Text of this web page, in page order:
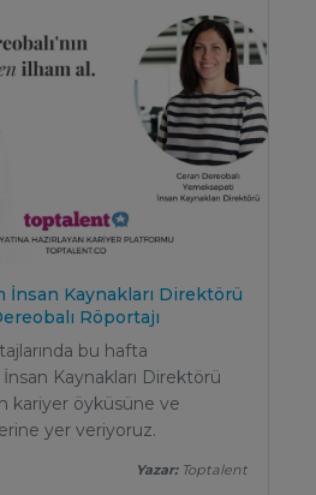
İnsan Kaynakları Direktörü
Röportajı
bu hafta
Kaynakları Direktörü
kariyer öyküsüne ve
yer veriyoruz.
Yazar:Toptalent